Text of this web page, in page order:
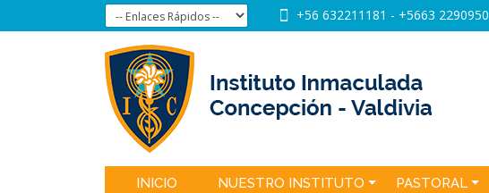
+56 632211181 - +5663 2290950
INICIO NUESTRO INSTITUTO PASTORAL